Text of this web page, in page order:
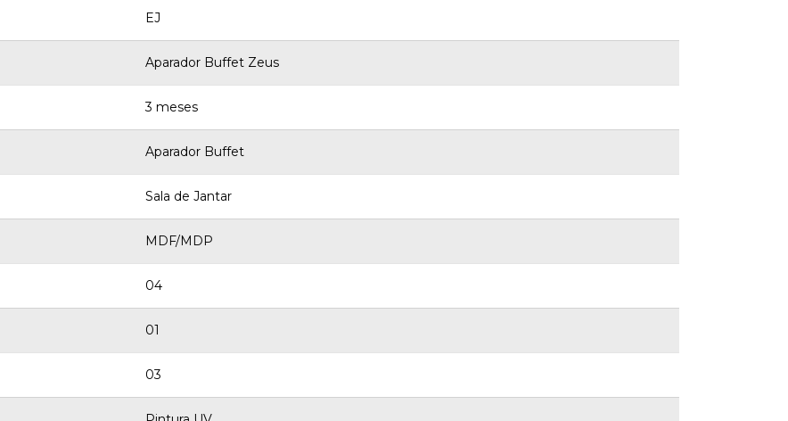
EJ
Aparador Buffet Zeus
3 meses
Aparador Buffet
Sala de Jantar
MDF/MDP
04
01
03